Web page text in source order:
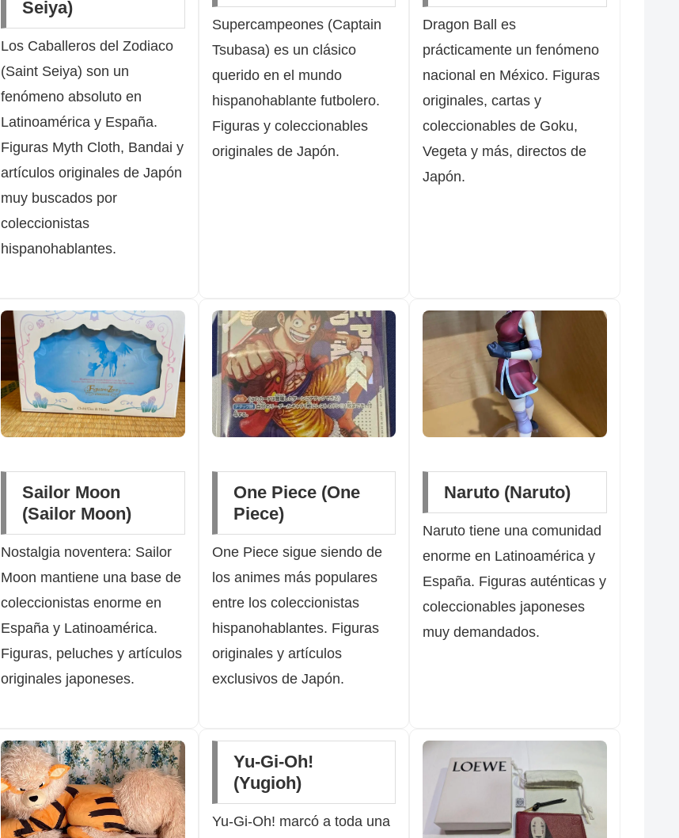
Seiya)
Los Caballeros del Zodiaco
(Saint Seiya) son un
fenómeno absoluto en
Latinoamérica y España.
Figuras Myth Cloth, Bandai y
artículos originales de Japón
muy buscados por
coleccionistas
hispanohablantes.
Supercampeones (Captain
Tsubasa) es un clásico
querido en el mundo
hispanohablante futbolero.
Figuras y coleccionables
originales de Japón.
Dragon Ball es
prácticamente un fenómeno
nacional en México. Figuras
originales, cartas y
coleccionables de Goku,
Vegeta y más, directos de
Japón.
Sailor Moon
(Sailor Moon)
Nostalgia noventera: Sailor
Moon mantiene una base de
coleccionistas enorme en
España y Latinoamérica.
Figuras, peluches y artículos
originales japoneses.
One Piece (One
Piece)
One Piece sigue siendo de
los animes más populares
entre los coleccionistas
hispanohablantes. Figuras
originales y artículos
exclusivos de Japón.
Naruto (Naruto)
Naruto tiene una comunidad
enorme en Latinoamérica y
España. Figuras auténticas y
coleccionables japoneses
muy demandados.
Yu-Gi-Oh!
(Yugioh)
Yu-Gi-Oh! marcó a toda una